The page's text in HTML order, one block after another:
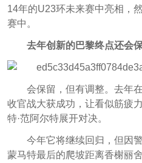
14年的U23环未来赛中亮相，
赛中。
去年创新的巴黎终点还会
会保留，但有调整。去年
收官战大获成功，让看似筋疲
特·范阿尔特展开对决。
今年它将继续回归，但因
蒙马特最后的爬坡距离香榭丽